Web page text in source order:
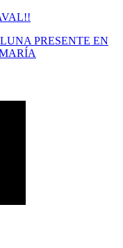
PRESENTE EN